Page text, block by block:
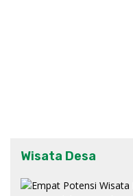
Wisata Desa